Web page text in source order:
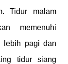
Tidur malam
memenuhi
lebih pagi dan
tidur siang